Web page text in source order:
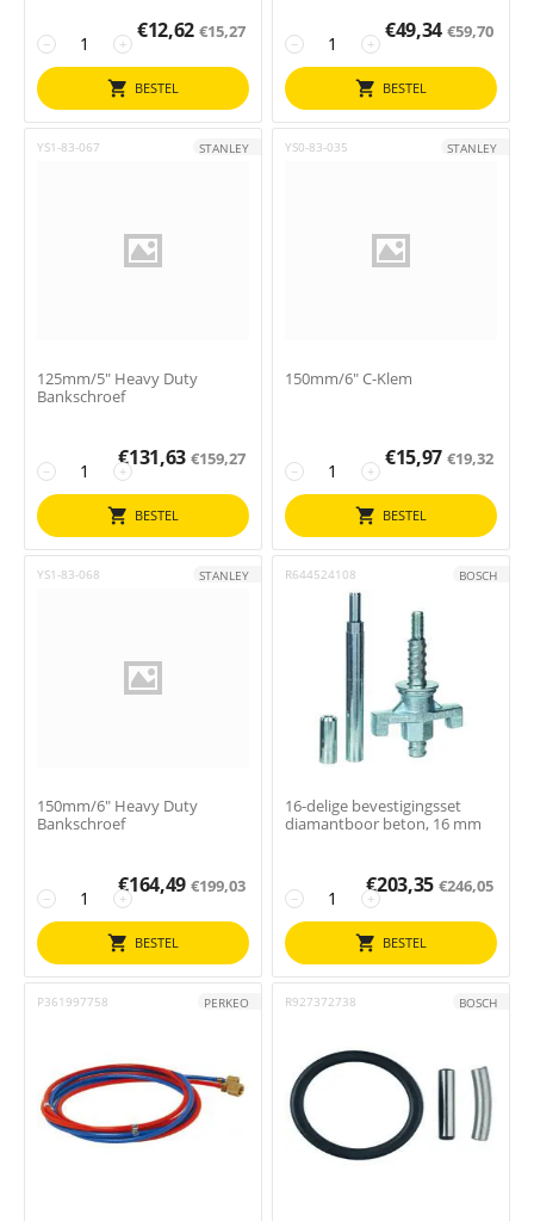
+
−
€12,62 €15,27
BESTEL
+
−
€49,34 €59,70
BESTEL
YS1-83-067 STANLEY
125mm/5" Heavy Duty
Bankschroef
+
−
€131,63 €159,27
BESTEL
YS0-83-035 STANLEY
150mm/6" C-Klem
+
−
€15,97 €19,32
BESTEL
YS1-83-068 STANLEY
150mm/6" Heavy Duty
Bankschroef
+
−
€164,49 €199,03
BESTEL
R644524108 BOSCH
16-delige bevestigingsset
diamantboor beton, 16 mm
+
−
€203,35 €246,05
BESTEL
P361997758 PERKEO R927372738 BOSCH